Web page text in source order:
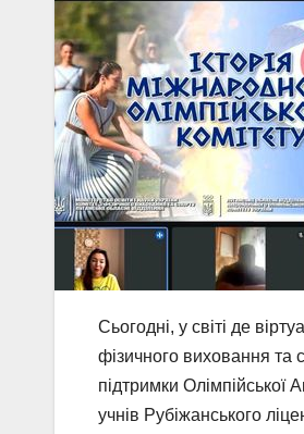
Сьогодні, у світі де
фізичного виховання та
підтримки Олімпійської
учнів Рубіжанського